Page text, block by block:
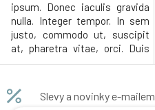
ipsum. Donec iaculis gravida
nulla. Integer tempor. In sem
justo, commodo ut, suscipit
at, pharetra vitae, orci. Duis
sapien nunc, commodo et,
et, dolor. Lorem ipsum dolor sit
amet, consectetuer
Slevy a novinky e-mailem